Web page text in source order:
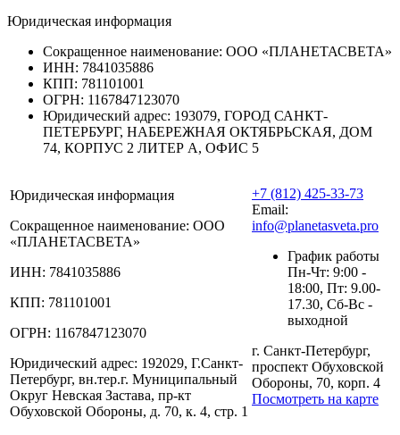
Юридическая информация
Сокращенное наименование: ООО «ПЛАНЕТАСВЕТА»
ИНН: 7841035886
КПП: 781101001
ОГРН: 1167847123070
Юридический адрес: 193079, ГОРОД САНКТ-
ПЕТЕРБУРГ, НАБЕРЕЖНАЯ ОКТЯБРЬСКАЯ, ДОМ
74, КОРПУС 2 ЛИТЕР А, ОФИС 5
Юридическая информация
Сокращенное наименование: ООО
«ПЛАНЕТАСВЕТА»
ИНН: 7841035886
КПП: 781101001
ОГРН: 1167847123070
Юридический адрес: 192029, Г.Санкт-
Петербург, вн.тер.г. Муниципальный
Округ Невская Застава, пр-кт
Обуховской Обороны, д. 70, к. 4, стр. 1
+7 (812) 425-33-73
Email:
info@planetasveta.pro
График работы
Пн-Чт: 9:00 -
18:00, Пт: 9.00-
17.30, Сб-Вс -
выходной
г. Санкт-Петербург,
проспект Обуховской
Обороны, 70, корп. 4
Посмотреть на карте